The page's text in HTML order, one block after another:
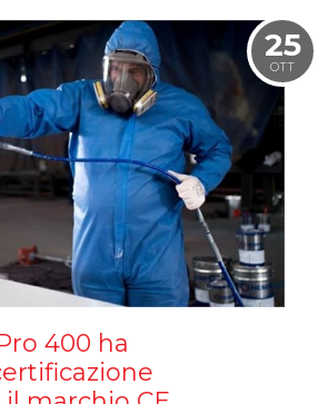
25
OTT
400 ha